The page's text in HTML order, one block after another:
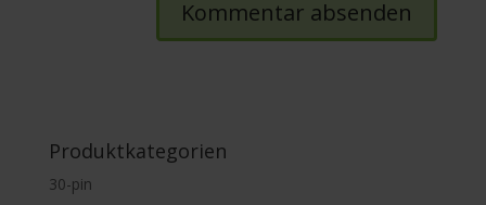
Produktkategorien
30-pin